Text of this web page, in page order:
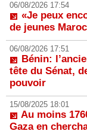
06/08/2026 17:54
«Je peux
de jeunes
06/08/2026 17:51
Bénin:
tête du Sénat,
pouvoir
15/08/2025 18:01
Au moins
Gaza en